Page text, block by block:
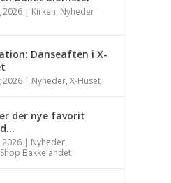
2026 | Kirken, Nyheder
Danseaften i X-
2026 | Nyheder,X-Huset
der nye favorit
2026 | Nyheder,
Bakkelandet